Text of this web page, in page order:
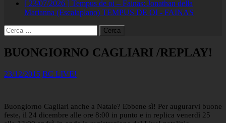
[ 23/07/2026 ] Tempus de oi – Fainas: Jonathan della
Marianna (Escalaplano) TEMPUS DE OI - FAINAS
Ricerca
per:
BUONGIORNO CAGLIARI /REPLAY!
23/12/2015 BC LIVE!
Buongiorno Cagliari anche a Natale? Ebbene sì! Per augurarvi buone
feste, il 24 dicembre alle ore 8:00 in punto e in replica venerdì 25